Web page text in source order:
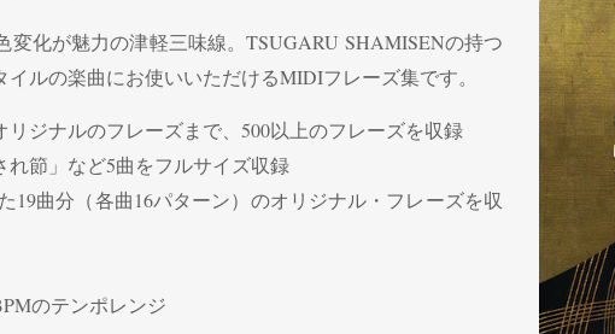
化が魅力の津軽三味線。TSUGARU SHAMISENの持つ
ルの楽曲にお使いいただけるMIDIフレーズ集です。
ジナルのフレーズまで、500以上のフレーズを収録
れ節」など5曲をフルサイズ収録
19曲分（各曲16パターン）のオリジナル・フレーズを収
のテンポレンジ